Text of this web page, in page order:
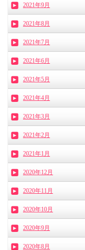
2021年9月
2021年8月
2021年7月
2021年6月
2021年5月
2021年4月
2021年3月
2021年2月
2021年1月
2020年12月
2020年11月
2020年10月
2020年9月
2020年8月